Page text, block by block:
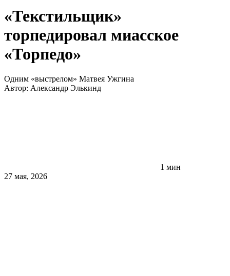
«Текстильщик»
торпедировал миасское
«Торпедо»
Одним «выстрелом» Матвея Ужгина
Автор: Александр Элькинд
1 мин
27 мая, 2026